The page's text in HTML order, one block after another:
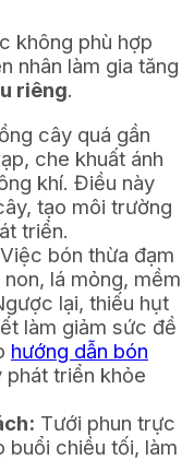
không phù hợp
nhân làm gia tăng
riêng.
cây quá gần
che khuất ánh
khí. Điều này
tạo môi trường
triển.
Việc bón thừa đạm
lá mỏng, mềm
lại, thiếu hụt
làm giảm sức đề
hướng dẫn bón
phát triển khỏe
Tưới phun trực
buổi chiều tối, làm